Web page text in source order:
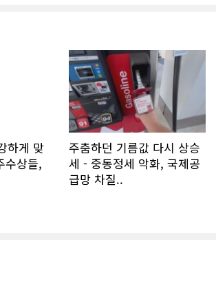
명에 달하며 133만건 조회수를 기록했
다. 1인당 방문수는 한달 32.25회이며
하루 평균 1.1회에 달해 거의 매일 본지
를 접속하고 있는 것으로 조사됐다. 한편
신규 회원 가입자수는 2~3년 전까지는
하루 평균 7명 정도였으나 최근 2~3월
에는 크게 늘어 하루 평균 11명에 달해
60% 증가했는데 (년간 4천명) 신규 가
입자의 절반 정도는 타주에서 이주를 검
토하고 있거나 갓 이주한 회원들로 나타
하게 맞
상들,
주춤하던 기름값 다시 상승
세 - 중동정세 악화, 국제공
급망 차질..